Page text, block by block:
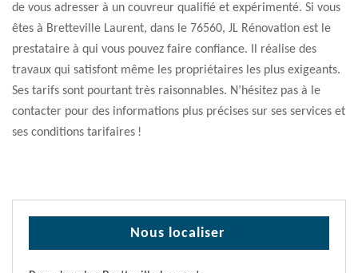
de vous adresser à un couvreur qualifié et expérimenté. Si vous
êtes à Bretteville Laurent, dans le 76560, JL Rénovation est le
prestataire à qui vous pouvez faire confiance. Il réalise des
travaux qui satisfont même les propriétaires les plus exigeants.
Ses tarifs sont pourtant très raisonnables. N’hésitez pas à le
contacter pour des informations plus précises sur ses services et
ses conditions tarifaires !
Nous localiser